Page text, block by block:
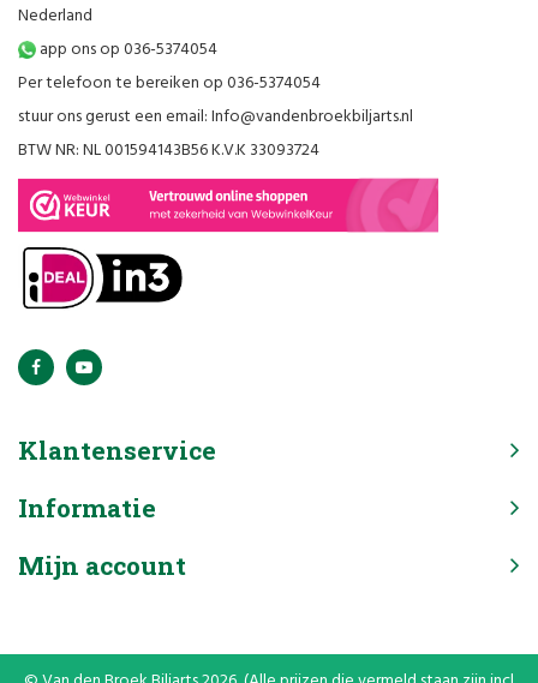
Nederland
app ons op 036-5374054
Per telefoon te bereiken op 036-5374054
stuur ons gerust een email:Info@vandenbroekbiljarts.nl
BTW NR: NL 001594143B56 K.V.K 33093724
Klantenservice
Informatie
Mijn account